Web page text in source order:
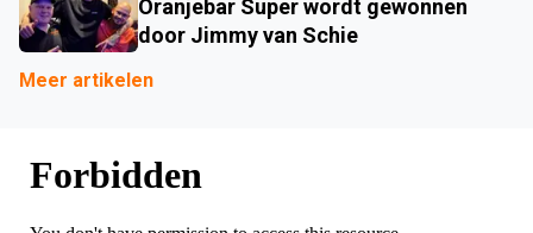
Oranjebar Super wordt gewonnen
door Jimmy van Schie
Meer artikelen